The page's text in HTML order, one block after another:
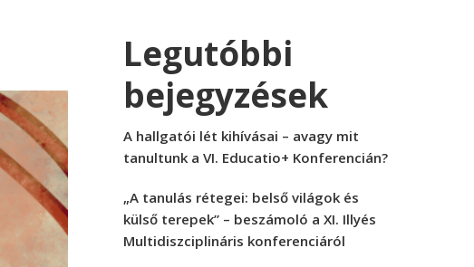
Legutóbbi
bejegyzések
A hallgatói lét kihívásai – avagy mit
tanultunk a VI. Educatio+ Konferencián?
„A tanulás rétegei: belső világok és
külső terepek” – beszámoló a XI. Illyés
Multidiszciplináris konferenciáról